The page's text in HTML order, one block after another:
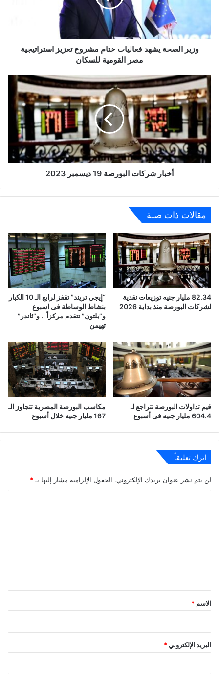
مصر
القوميةوزير الصحة يشهد فعاليات ختام مشروع تعزيز استراتيجية
مصر القومية للسكان
أخبار
شركات
البورصة
19
ديسمبر
2023
أخبار شركات البورصة 19 ديسمبر 2023
مقالات ذات صلة
82.34 مليار جنيه توزيعات نقدية
لشركات البورصة منذ بداية 2026
“إيجي تريند” تقفز لرابع الـ 10 الكبار
بنشاط الوساطة فى اسبوع
و”بلتون” تتقدم مركزاً .. و”ثاندر”
تهيمن
قيم تداولات البورصة تتراجع لـ
604.4 مليار جنيه فى أسبوع
مكاسب البورصة المصرية تتجاوز الـ
167 مليار جنيه خلال أسبوع
اترك تعليقاً
لن يتم نشر عنوان بريدك الإلكتروني. الحقول الإلزامية مشار إليها بـ*
*
الاسم *
البريد الإلكتروني*